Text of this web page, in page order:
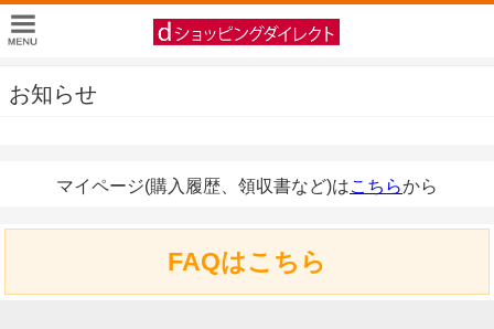
お知らせ
マイページ(購入履歴、領収書など)はこちらから
FAQはこちら